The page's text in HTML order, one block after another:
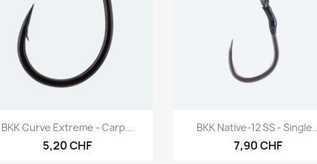
Aperçu rapide
BKK Curve Extreme - Carp...
5,20 CHF
Aperçu rapide
BKK Native-12 SS -
7,90 CHF